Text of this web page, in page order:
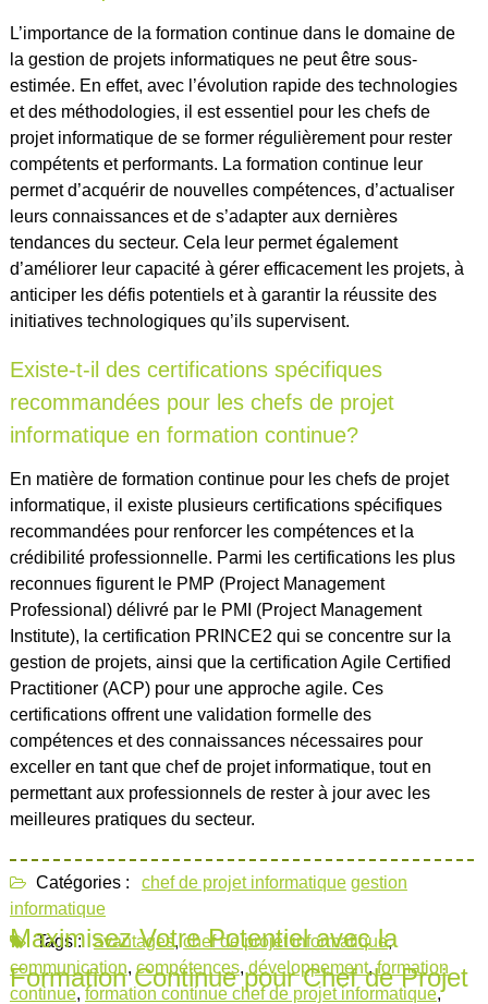
L’importance de la formation continue dans le domaine de
la gestion de projets informatiques ne peut être sous-
estimée. En effet, avec l’évolution rapide des technologies
et des méthodologies, il est essentiel pour les chefs de
projet informatique de se former régulièrement pour rester
compétents et performants. La formation continue leur
permet d’acquérir de nouvelles compétences, d’actualiser
leurs connaissances et de s’adapter aux dernières
tendances du secteur. Cela leur permet également
d’améliorer leur capacité à gérer efficacement les projets, à
anticiper les défis potentiels et à garantir la réussite des
initiatives technologiques qu’ils supervisent.
Existe-t-il des certifications spécifiques
recommandées pour les chefs de projet
informatique en formation continue?
En matière de formation continue pour les chefs de projet
informatique, il existe plusieurs certifications spécifiques
recommandées pour renforcer les compétences et la
crédibilité professionnelle. Parmi les certifications les plus
reconnues figurent le PMP (Project Management
Professional) délivré par le PMI (Project Management
Institute), la certification PRINCE2 qui se concentre sur la
gestion de projets, ainsi que la certification Agile Certified
Practitioner (ACP) pour une approche agile. Ces
certifications offrent une validation formelle des
compétences et des connaissances nécessaires pour
exceller en tant que chef de projet informatique, tout en
permettant aux professionnels de rester à jour avec les
meilleures pratiques du secteur.
Catégories : chef de projet informatique gestion
informatique
Tags : avantages,chef de projet informatique,
communication, compétences, développement,formation
continue, formation continue chef de projet informatique,
Maximisez Votre Potentiel avec la
Formation Continue pour Chef de Projet